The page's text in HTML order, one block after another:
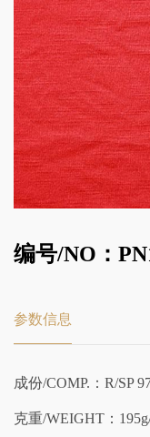
编号/NO：
参数信息
成份/COMP.：R/SP
克重/WEIGHT：